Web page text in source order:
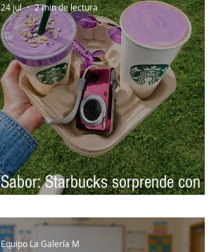
Sabor: Starbucks sorprende con
24 jul
2 min de lectura
Equipo La Galería M